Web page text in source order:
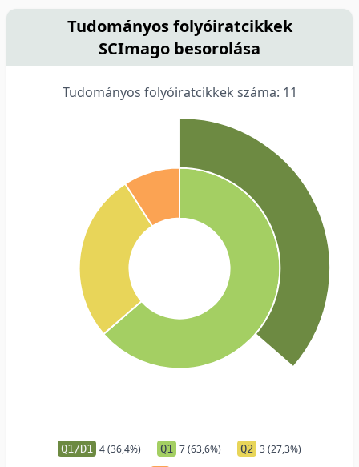
Tudományos folyóiratcikkek
SCImago besorolása
Tudományos folyóiratcikkek száma: 11
Q1/D1 4 (36,4%) Q1 7 (63,6%) Q2 3 (27,3%)